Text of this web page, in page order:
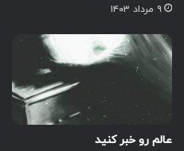
۹ مرداد ۱۴۰۳
عالم رو خبر کنید